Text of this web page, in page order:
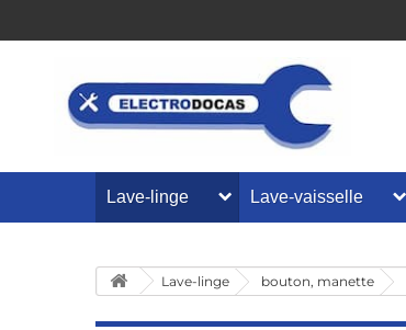
Lave-linge Lave-vaisselle
Lave-linge bouton, manette